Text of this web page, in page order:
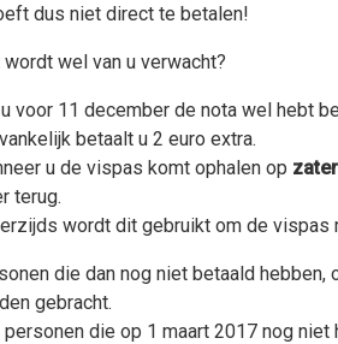
dus niet direct te betalen!
wordt wel van u verwacht?
voor 11 december de nota wel hebt
betaalt u 2 euro extra.
u de vispas komt ophalen op
terug.
wordt dit gebruikt om de vispas
die dan nog niet betaald hebben,
gebracht.
die op 1 maart 2017 nog